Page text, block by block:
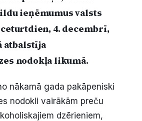
Pasākumi
Reklāma
reklāma
Kontakti
ieņēmumus valsts
ceturtdien, 4. decembrī,
atbalstīja
nodokļa likumā.
nākamā gada pakāpeniski
nodokli vairākām preču
dzērieniem,